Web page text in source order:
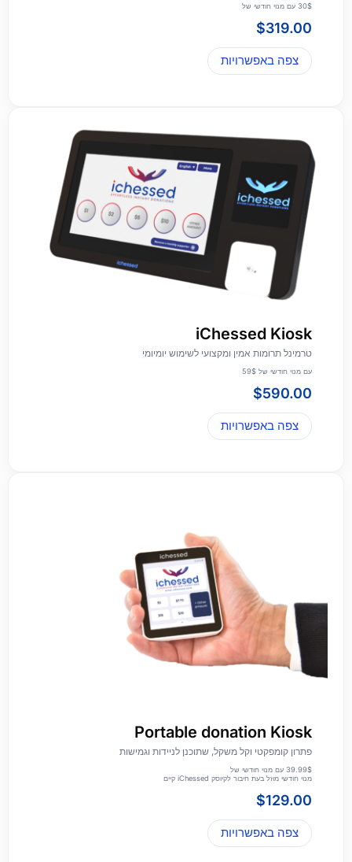
30$ עם מנוי חודשי של
$319.00
צפה באפשרויות
iChessed Kiosk
טרמינל תרומות אמין ומקצועי לשימוש יומיומי
עם מנוי חודשי של 59$
$590.00
צפה באפשרויות
Portable donation Kiosk
פתרון קומפקטי וקל משקל, שתוכנן לניידות וגמישות
39.99$ עם מנוי חודשי של
מנוי חודשי מוזל בעת חיבור לקיוסק iChessed קיים
$129.00
צפה באפשרויות